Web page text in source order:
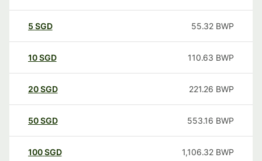
5 SGD 55.32 BWP
10SGD 110.63 BWP
20SGD 221.26 BWP
50SGD 553.16 BWP
100SGD 1,106.32 BWP